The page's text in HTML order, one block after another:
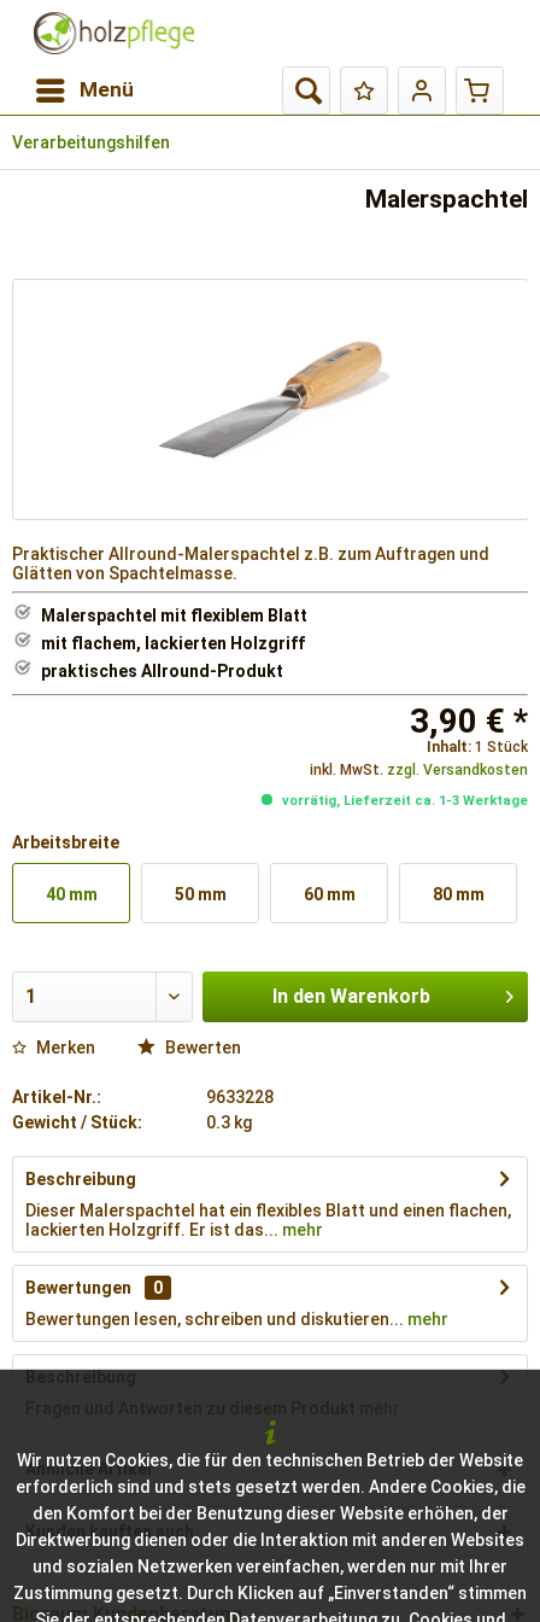
Menü
Verarbeitungshilfen
Malerspachtel
Praktischer Allround-Malerspachtel z.B. zum Auftragen und
Glätten von Spachtelmasse.
Malerspachtel mit flexiblem Blatt
mit flachem, lackierten Holzgriff
praktisches Allround-Produkt
3,90 € *
Inhalt: 1 Stück
inkl. MwSt. zzgl. Versandkosten
vorrätig, Lieferzeit ca. 1-3 Werktage
Arbeitsbreite
40 mm 50 mm 60 mm 80 mm
In den Warenkorb
Merken Bewerten
Artikel-Nr.:
9633228
Gewicht / Stück:
0.3 kg
Beschreibung
Dieser Malerspachtel hat ein flexibles Blatt und einen flachen,
lackierten Holzgriff. Er ist das... mehr
Bewertungen
0
Bewertungen lesen, schreiben und diskutieren... mehr
Beschreibung
Fragen und Antworten zu diesem Produkt mehr
Ähnliche Artikel
Kunden kauften auch
Bioraum Kundenberatung
Wir nutzen Cookies, die für den technischen Betrieb der Website
erforderlich sind und stets gesetzt werden. Andere Cookies, die
den Komfort bei der Benutzung dieser Website erhöhen, der
Direktwerbung dienen oder die Interaktion mit anderen Websites
und sozialen Netzwerken vereinfachen, werden nur mit Ihrer
Zustimmung gesetzt. Durch Klicken auf „Einverstanden“ stimmen